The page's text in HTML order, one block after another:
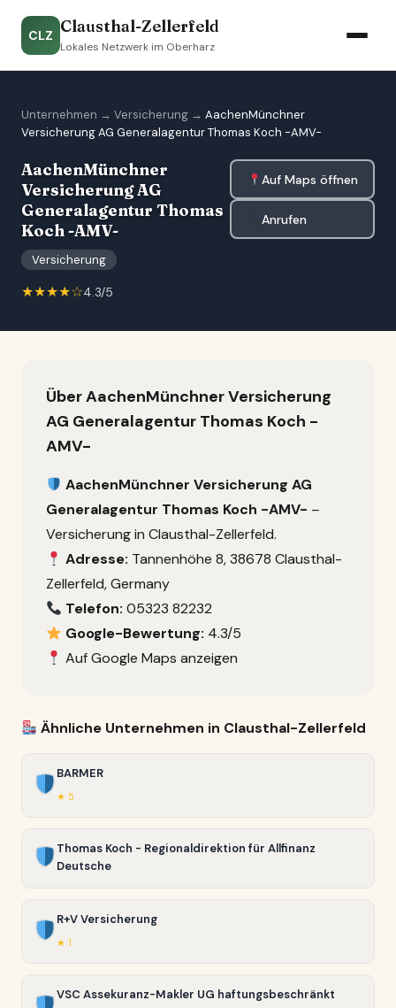
CLZ Clausthal-Zellerfeld
Lokales Netzwerk im Oberharz
Unternehmen → Versicherung → AachenMünchner
Versicherung AG Generalagentur Thomas Koch -AMV-
AachenMünchner
Versicherung AG
Generalagentur Thomas
Koch -AMV-
Versicherung
★★★★☆4.3/5
Auf Maps öffnen
Anrufen
Über AachenMünchner Versicherung
AG Generalagentur Thomas Koch -
AMV-
AachenMünchner Versicherung AG
Generalagentur Thomas Koch -AMV- –
Versicherung in Clausthal-Zellerfeld.
Adresse: Tannenhöhe 8, 38678 Clausthal-
Zellerfeld, Germany
Telefon: 05323 82232
Google-Bewertung: 4.3/5
Auf Google Maps anzeigen
Ähnliche Unternehmen in Clausthal-Zellerfeld
BARMER
★ 5
Thomas Koch - Regionaldirektion für Allfinanz
Deutsche
R+V Versicherung
★ 1
VSC Assekuranz-Makler UG haftungsbeschränkt